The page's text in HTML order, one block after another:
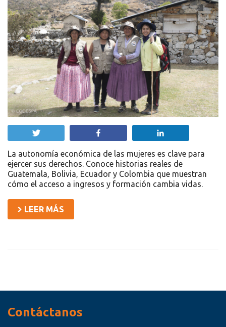
La autonomía económica de las mujeres es clave para
ejercer sus derechos. Conoce historias reales de
Guatemala, Bolivia, Ecuador y Colombia que muestran
cómo el acceso a ingresos y formación cambia vidas.
LEER MÁS
Contáctanos